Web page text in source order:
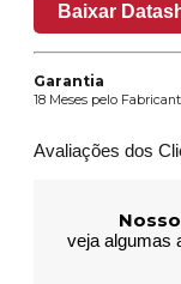
Baixar
Garantia
18 Meses pelo
Avaliações dos
veja algumas